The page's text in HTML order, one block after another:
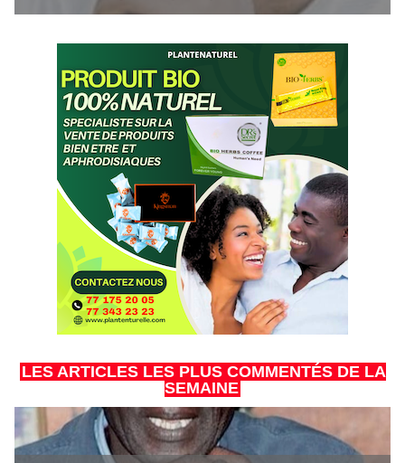
LES ARTICLES LES PLUS COMMENTÉS DE LA
SEMAINE